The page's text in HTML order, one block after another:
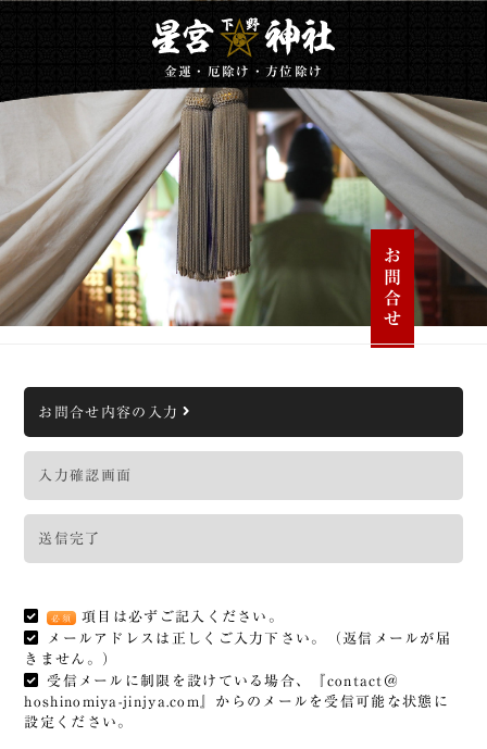
金運・厄除け・方位除け
お問合せ
お問合せ内容の入力
入力確認画面
送信完了
必須
項目は必ずご記入ください。
メールアドレスは正しくご入力下さい。（返信メールが届
きません。）
受信メールに制限を設けている場合、『contact＠
hoshinomiya-jinjya.com』からのメールを受信可能な状態に
設定ください。